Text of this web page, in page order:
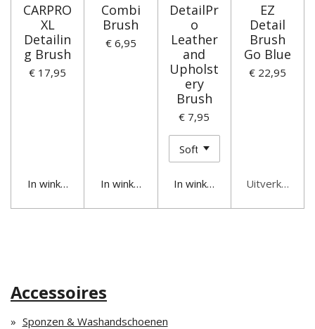
CARPRO
XL
Detailin
g Brush
€ 17,95
In winkelwagen
Combi
Brush
€ 6,95
In winkelwagen
DetailPr
o
Leather
and
Upholst
ery
Brush
€ 7,95
In winkelwagen
EZ
Detail
Brush
Go Blue
€ 22,95
Uitverkocht
Accessoires
Sponzen & Washandschoenen